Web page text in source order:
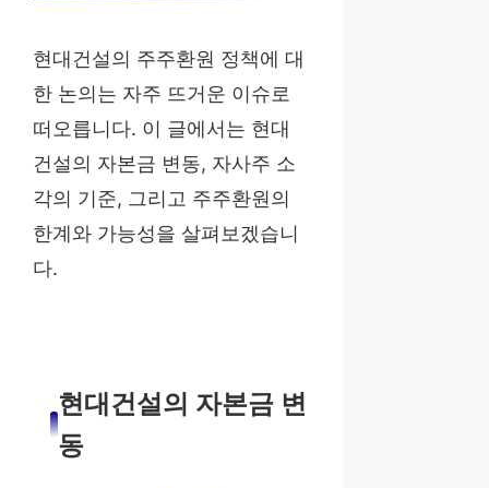
현대건설의 주주환원 정책에 대
한 논의는 자주 뜨거운 이슈로
떠오릅니다. 이 글에서는 현대
건설의 자본금 변동, 자사주 소
각의 기준, 그리고 주주환원의
한계와 가능성을 살펴보겠습니
다.
현대건설의 자본금 변
동